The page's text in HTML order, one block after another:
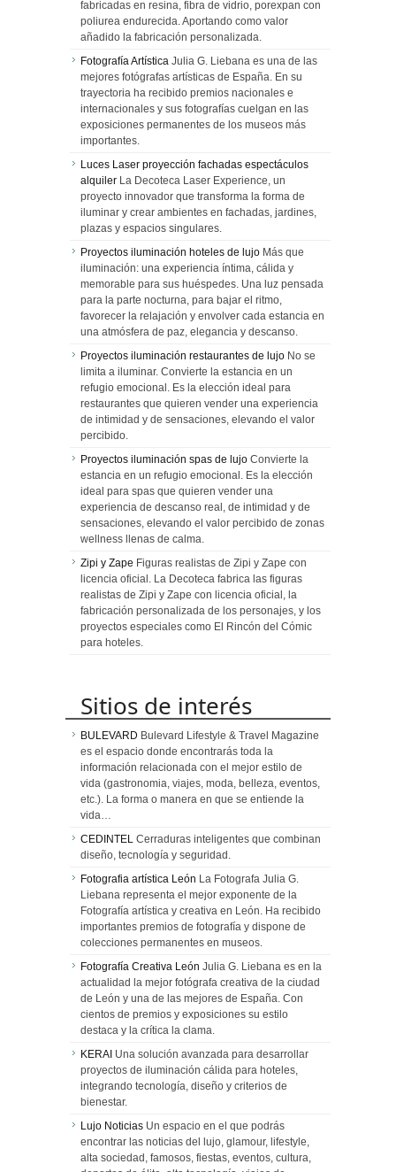
fabricadas en resina, fibra de vidrio, porexpan con
poliurea endurecida. Aportando como valor
añadido la fabricación personalizada.
Fotografía Artística Julia G. Liebana es una de las
mejores fotógrafas artísticas de España. En su
trayectoria ha recibido premios nacionales e
internacionales y sus fotografías cuelgan en las
exposiciones permanentes de los museos más
importantes.
Luces Laser proyección fachadas espectáculos
alquiler La Decoteca Laser Experience, un
proyecto innovador que transforma la forma de
iluminar y crear ambientes en fachadas, jardines,
plazas y espacios singulares.
Proyectos iluminación hoteles de lujo Más que
iluminación: una experiencia íntima, cálida y
memorable para sus huéspedes. Una luz pensada
para la parte nocturna, para bajar el ritmo,
favorecer la relajación y envolver cada estancia en
una atmósfera de paz, elegancia y descanso.
Proyectos iluminación restaurantes de lujo No se
limita a iluminar. Convierte la estancia en un
refugio emocional. Es la elección ideal para
restaurantes que quieren vender una experiencia
de intimidad y de sensaciones, elevando el valor
percibido.
Proyectos iluminación spas de lujo Convierte la
estancia en un refugio emocional. Es la elección
ideal para spas que quieren vender una
experiencia de descanso real, de intimidad y de
sensaciones, elevando el valor percibido de zonas
wellness llenas de calma.
Zipi y Zape Figuras realistas de Zipi y Zape con
licencia oficial. La Decoteca fabrica las figuras
realistas de Zipi y Zape con licencia oficial, la
fabricación personalizada de los personajes, y los
proyectos especiales como El Rincón del Cómic
para hoteles.
Sitios de interés
BULEVARD Bulevard Lifestyle & Travel Magazine
es el espacio donde encontrarás toda la
información relacionada con el mejor estilo de
vida (gastronomia, viajes, moda, belleza, eventos,
etc.). La forma o manera en que se entiende la
vida…
CEDINTEL Cerraduras inteligentes que combinan
diseño, tecnología y seguridad.
Fotografia artística León La Fotografa Julia G.
Liebana representa el mejor exponente de la
Fotografía artística y creativa en León. Ha recibido
importantes premios de fotografía y dispone de
colecciones permanentes en museos.
Fotografía Creativa León Julia G. Liebana es en la
actualidad la mejor fotógrafa creativa de la ciudad
de León y una de las mejores de España. Con
cientos de premios y exposiciones su estilo
destaca y la crítica la clama.
KERAI Una solución avanzada para desarrollar
proyectos de iluminación cálida para hoteles,
integrando tecnología, diseño y criterios de
bienestar.
Lujo Noticias Un espacio en el que podrás
encontrar las noticias del lujo, glamour, lifestyle,
alta sociedad, famosos, fiestas, eventos, cultura,